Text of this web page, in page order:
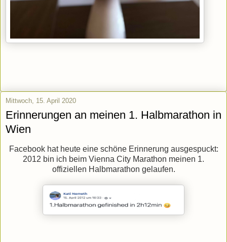
Mittwoch, 15. April 2020
Erinnerungen an meinen 1. Halbmarathon in
Wien
Facebook hat heute eine schöne Erinnerung ausgespuckt:
2012 bin ich beim Vienna City Marathon meinen 1.
offiziellen Halbmarathon gelaufen.